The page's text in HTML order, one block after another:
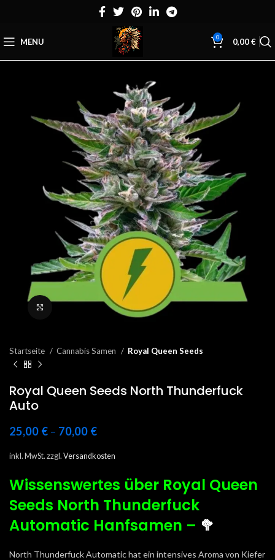
MENU 0 0,00€
Click to enlarge
Startseite Cannabis Samen Royal Queen Seeds
Royal Queen Seeds North Thunderfuck
Auto
25,00 € – 70,00 €
inkl. MwSt. zzgl. Versandkosten
Wissenswertes über Royal Queen
Seeds North Thunderfuck
Automatic Hanfsamen – 🥦
North Thunderfuck Automatic hat ein intensives Aroma von Kiefer